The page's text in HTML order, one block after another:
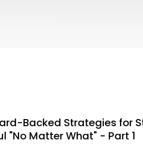
Backed Strategies for
"No Matter What" - Part 1